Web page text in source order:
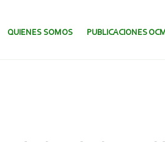
CONTENIDO.
QUIENES SOMOS PUBLICACIONES